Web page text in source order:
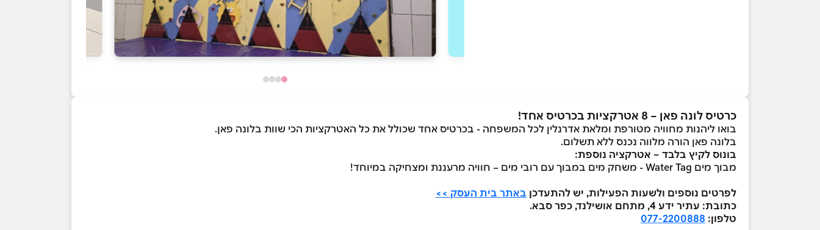
כרטיס לונה פאן – 8 אטרקציות בכרטיס אחד!
בואו ליהנות מחוויה מטורפת ומלאת אדרנלין לכל המשפחה - בכרטיס אחד שכולל את כל האטרקציות הכי שוות בלונה פאן.
בלונה פאן הורה מלווה נכנס ללא תשלום.
בונוס לקיץ בלבד – אטרקציה נוספת:
מבוך מים Water Tag - משחק מים במבוך עם רובי מים – חוויה מרעננת ומצחיקה במיוחד!
לפרטים נוספים ולשעות הפעילות, יש להתעדכן באתר בית העסק >>
כתובת: עתיר ידע 4, מתחם אושילנד, כפר סבא.
טלפון: 077-2200888